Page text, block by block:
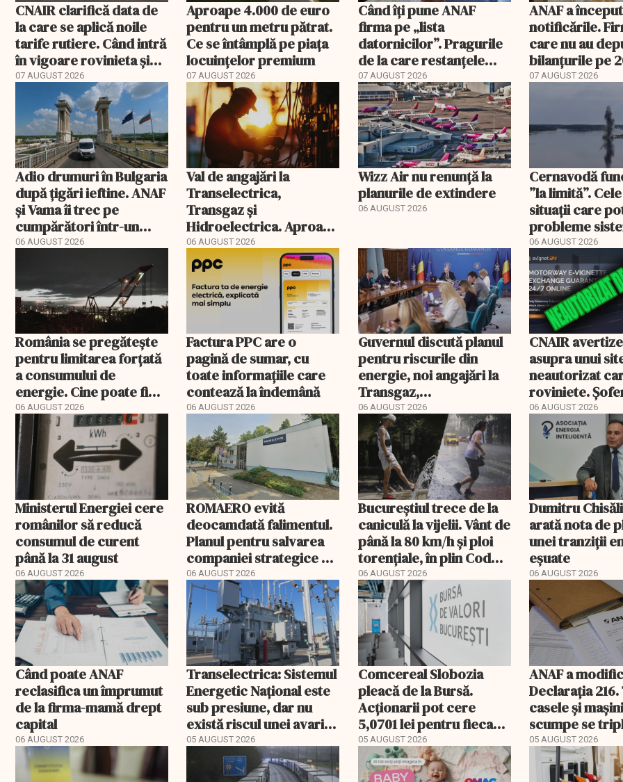
CNAIR clarifică data de
la care se aplică noile
tarife rutiere. Când intră
în vigoare rovinieta și
TollRo
07 AUGUST 2026
Aproape 4.000 de euro
pentru un metru pătrat.
Ce se întâmplă pe piața
locuințelor premium
07 AUGUST 2026
Când îți pune ANAF
firma pe „lista
datornicilor”. Pragurile
de la care restanțele
devin publice
07 AUGUST 2026
ANAF a început
notificările.
care nu au
bilanțurile pe
să ajungă
07 AUGUST 2026
Adio drumuri în Bulgaria
după țigări ieftine. ANAF
și Vama îi trec pe
cumpărători într-un
registru electronic
06 AUGUST 2026
Val de angajări la
Transelectrica,
Transgaz și
Hidroelectrica. Aproape
400 de posturi aprobate
06 AUGUST 2026
Wizz Air nu renunță la
planurile de extindere
06 AUGUST 2026
Cernavodă
”la limită”.
situații care
probleme
energetic
06 AUGUST 2026
România se pregătește
pentru limitarea forțată
a consumului de
energie. Cine poate fi
deconectat
06 AUGUST 2026
Factura PPC are o
pagină de sumar, cu
toate informațiile care
contează la îndemână
06 AUGUST 2026
Guvernul discută planul
pentru riscurile din
energie, noi angajări la
Transgaz,
Transelectrica și
Hidroelectrica și
programul pentru di
06 AUGUST 2026
CNAIR
asupra unui
neautorizat
roviniete.
plăti și cu
06 AUGUST 2026
Ministerul Energiei cere
românilor să reducă
consumul de curent
până la 31 august
06 AUGUST 2026
ROMAERO evită
deocamdată falimentul.
Planul pentru salvarea
companiei strategice a
fost confirmat
06 AUGUST 2026
Bucureștiul trece de la
caniculă la vijelii. Vânt de
până la 80 km/h și ploi
torențiale, în plin Cod
portocaliu
06 AUGUST 2026
Dumitru
arată nota de
unei tranziții
eșuate
06 AUGUST 2026
Când poate ANAF
reclasifica un împrumut
de la firma-mamă drept
capital
06 AUGUST 2026
Transelectrica: Sistemul
Energetic Național este
sub presiune, dar nu
există riscul unei avarii
majore
05 AUGUST 2026
Comcereal Slobozia
pleacă de la Bursă.
Acționarii pot cere
5,0701 lei pentru fiecare
acțiune
05 AUGUST 2026
ANAF a
Declarația
casele și
scumpe se
2026
05 AUGUST 2026